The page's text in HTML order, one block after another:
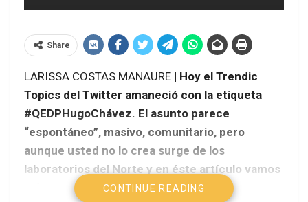
Share
LARISSA COSTAS MANAURE | Hoy el Trendic
Topics del Twitter amaneció con la etiqueta
#QEDPHugoChávez. El asunto parece
“espontáneo”, masivo, comunitario, pero
aunque usted no lo crea surge de los
laboratorios del Norte y en éste artículo vamos
a demostrarlo.CONTINUE READING